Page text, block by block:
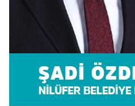
Edindirme Bürosu,
ve ücretsizdir.
45 yaş aralığındaki tüm